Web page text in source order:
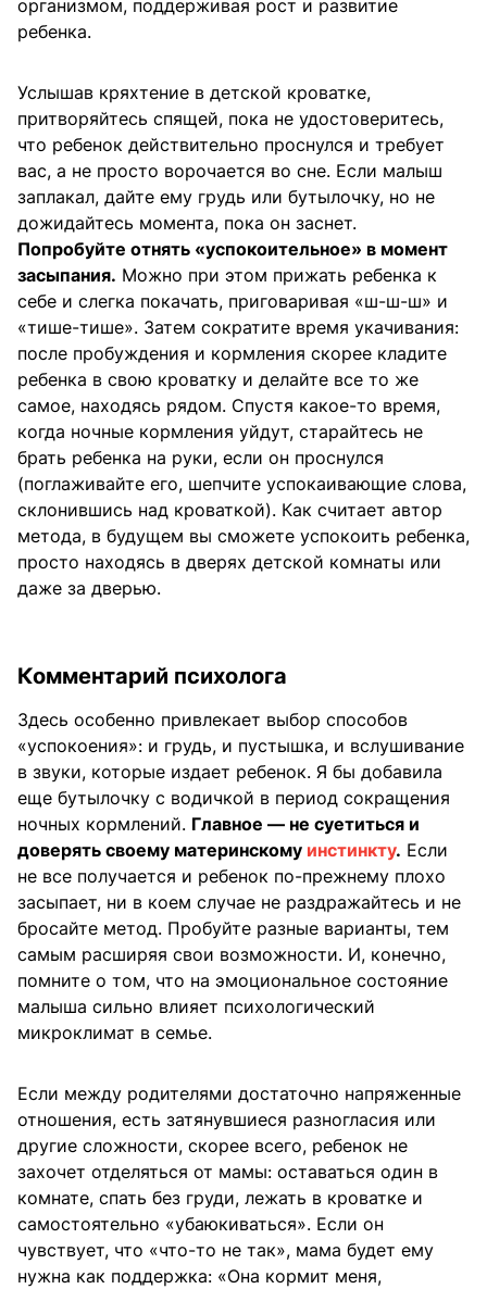
организмом, поддерживая рост и развитие
ребенка.
Услышав кряхтение в детской кроватке,
притворяйтесь спящей, пока не удостоверитесь,
что ребенок действительно проснулся и требует
вас, а не просто ворочается во сне. Если малыш
заплакал, дайте ему грудь или бутылочку, но не
дожидайтесь момента, пока он заснет.
Попробуйте отнять «успокоительное» в момент
засыпания. Можно при этом прижать ребенка к
себе и слегка покачать, приговаривая «ш-ш-ш» и
«тише-тише». Затем сократите время укачивания:
после пробуждения и кормления скорее кладите
ребенка в свою кроватку и делайте все то же
самое, находясь рядом. Спустя какое-то время,
когда ночные кормления уйдут, старайтесь не
брать ребенка на руки, если он проснулся
(поглаживайте его, шепчите успокаивающие слова,
склонившись над кроваткой). Как считает автор
метода, в будущем вы сможете успокоить ребенка,
просто находясь в дверях детской комнаты или
даже за дверью.
Комментарий психолога
Здесь особенно привлекает выбор способов
«успокоения»: и грудь, и пустышка, и вслушивание
в звуки, которые издает ребенок. Я бы добавила
еще бутылочку с водичкой в период сокращения
ночных кормлений. Главное — не суетиться и
доверять своему материнскому инстинкту. Если
не все получается и ребенок по-прежнему плохо
засыпает, ни в коем случае не раздражайтесь и не
бросайте метод. Пробуйте разные варианты, тем
самым расширяя свои возможности. И, конечно,
помните о том, что на эмоциональное состояние
малыша сильно влияет психологический
микроклимат в семье.
Если между родителями достаточно напряженные
отношения, есть затянувшиеся разногласия или
другие сложности, скорее всего, ребенок не
захочет отделяться от мамы: оставаться один в
комнате, спать без груди, лежать в кроватке и
самостоятельно «убаюкиваться». Если он
чувствует, что «что-то не так», мама будет ему
нужна как поддержка: «Она кормит меня,